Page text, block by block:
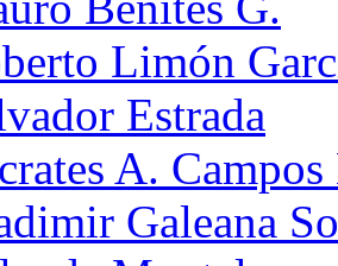
Limón
Estrada
A.
Galeana